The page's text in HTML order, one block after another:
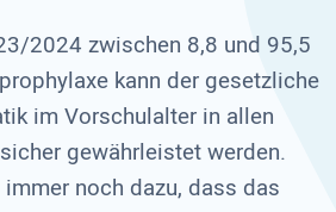
2024 zwischen 8,8 und 95,5
kann der gesetzliche
im Vorschulalter in allen
gewährleistet werden.
noch dazu, dass das